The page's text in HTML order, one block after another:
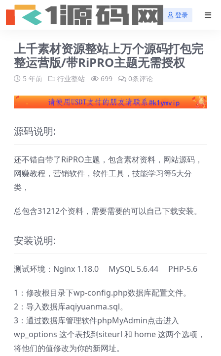
登录
上千素材资源整站上万个源码打包完
整运营版/带RiPRO主题无需授权
5 年前 行业整站 699 0条评论
源码说明:
还不错自带了RiPRO主题，包含素材资料，网站源码，
网赚教程，营销软件，软件工具，技能学习等5大分
类，
总包含31212个资料，需要需要的可以自己下载安装。
安装说明:
测试环境：Nginx 1.18.0 MySQL 5.6.44 PHP-5.6
1：修改根目录下wp-config.php数据库配置文件。
2：导入数据库aqiyuanma.sql。
3：通过数据库管理软件phpMyAdmin点击进入
wp_options 这个表找到siteurl 和 home 这两个选项，
将他们的值修改为你的新网址。